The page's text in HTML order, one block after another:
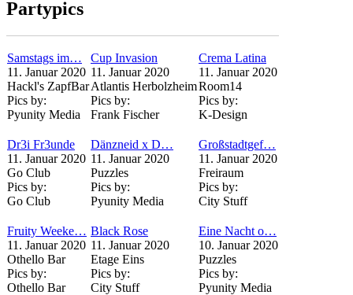
Partypics
Samstags im…
11. Januar 2020
Hackl's ZapfBar
Pics by:
Pyunity Media
Cup Invasion
11. Januar 2020
Atlantis Herbolzheim
Pics by:
Frank Fischer
Crema Latina
11. Januar 2020
Room14
Pics by:
K-Design
Dr3i Fr3unde
11. Januar 2020
Go Club
Pics by:
Go Club
Dänzneid x D…
11. Januar 2020
Puzzles
Pics by:
Pyunity Media
Großstadtgef…
11. Januar 2020
Freiraum
Pics by:
City Stuff
Fruity Weeke…
11. Januar 2020
Othello Bar
Pics by:
Othello Bar
Black Rose
11. Januar 2020
Etage Eins
Pics by:
City Stuff
Eine Nacht o…
10. Januar 2020
Puzzles
Pics by:
Pyunity Media